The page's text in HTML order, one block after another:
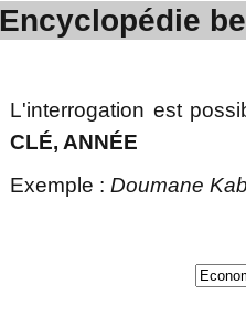
Encyclopédie
L'interrogation est
CLÉ, ANNÉE
Exemple : Doumane